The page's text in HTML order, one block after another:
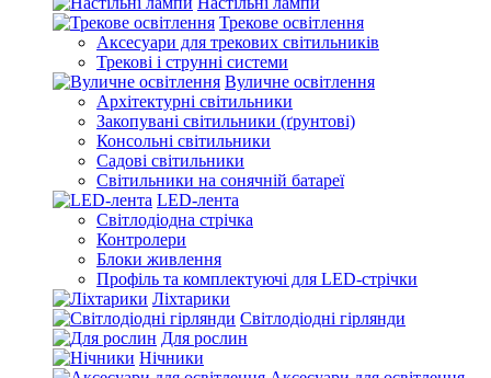
Трекове освітлення
Аксесуари для трекових світильників
Трекові і струнні системи
Вуличне освітлення
Архітектурні світильники
Закопувані світильники (ґрунтові)
Консольні світильники
Садові світильники
Світильники на сонячній батареї
LED-лента
Світлодіодна стрічка
Контролери
Блоки живлення
Профіль та комплектуючі для LED-стрічки
Ліхтарики
Світлодіодні гірлянди
Для рослин
Нічники